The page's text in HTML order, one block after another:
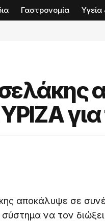
Γαστρονομία
αποκάλυψε σε
να τον